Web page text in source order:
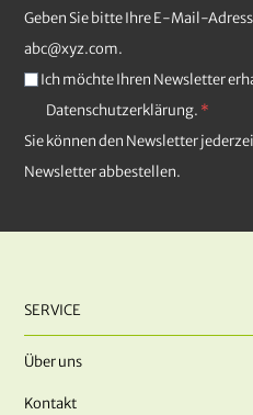
Geben Sie bitte Ihre E-Mail-
abc@xyz.com.
Ich möchte Ihren Newsletter
Datenschutzerklärung.
Sie können den Newsletter
Newsletter abbestellen.
SERVICE
Über uns
Kontakt